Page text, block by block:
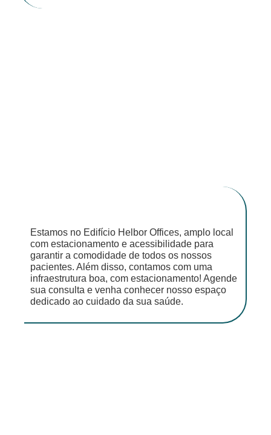
Estamos no Edifício Helbor Offices, amplo local
com estacionamento e acessibilidade para
garantir a comodidade de todos os nossos
pacientes. Além disso, contamos com uma
infraestrutura boa, com estacionamento! Agende
sua consulta e venha conhecer nosso espaço
dedicado ao cuidado da sua saúde.